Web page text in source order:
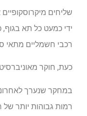
ידי כמעט כל תא בגוף,
רכבי חשמליים מתאי
כעת, חוקר